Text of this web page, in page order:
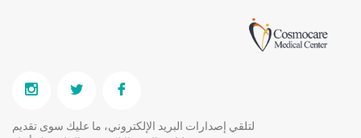
لتلقي إصدارات البريد الإلكتروني، ما عليك سوى تقديم